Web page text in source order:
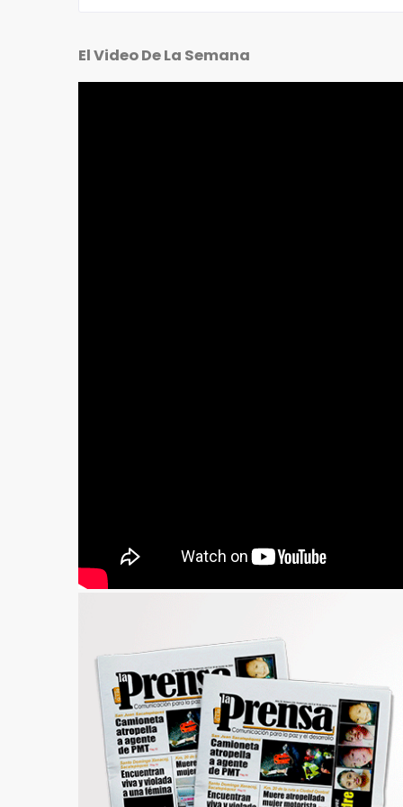
El Video De La Semana